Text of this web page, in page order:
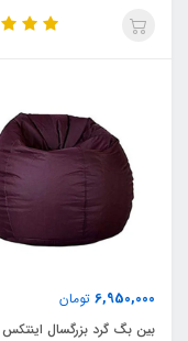
6,950,000 تومان
بین بگ گرد بزرگسال اینتکس